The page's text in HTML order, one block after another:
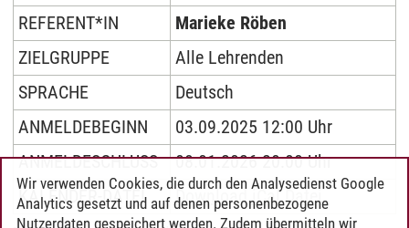
REFERENT*IN
Marieke Röben
ZIELGRUPPE
Alle Lehrenden
SPRACHE
Deutsch
ANMELDEBEGINN
03.09.2025 12:00 Uhr
ANMELDESCHLUSS
08.01.2026 20:00 Uhr
KALENDER-DATEI
Download iCal Datei
Wir verwenden Cookies, die durch den Analysedienst Google
Analytics gesetzt und auf denen personenbezogene
Nutzerdaten gespeichert werden. Zudem übermitteln wir